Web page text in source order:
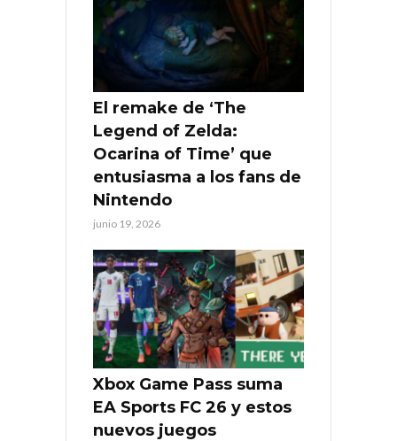
El remake de ‘The
Legend of Zelda:
Ocarina of Time’ que
entusiasma a los fans de
Nintendo
junio 19, 2026
Xbox Game Pass suma
EA Sports FC 26 y estos
nuevos juegos